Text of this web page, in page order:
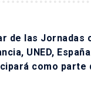
de las
UNED,
como